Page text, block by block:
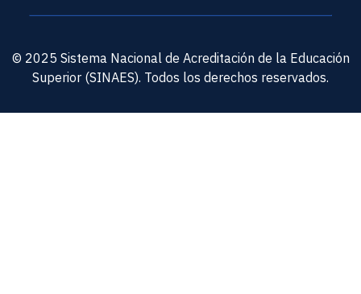
© 2025 Sistema Nacional de Acreditación de la Educación
Superior (SINAES). Todos los derechos reservados.